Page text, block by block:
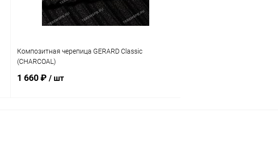
Композитная черепица GERARD Classic
(CHARCOAL)
1 660 ₽ / шт